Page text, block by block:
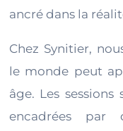
ancré dans la
Chez Synitier,
le monde peut
âge. Les
encadrées par